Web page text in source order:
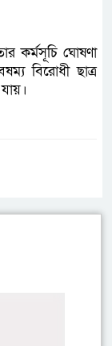
কর্মসূচি ঘোষণা
বিরোধী ছাত্র